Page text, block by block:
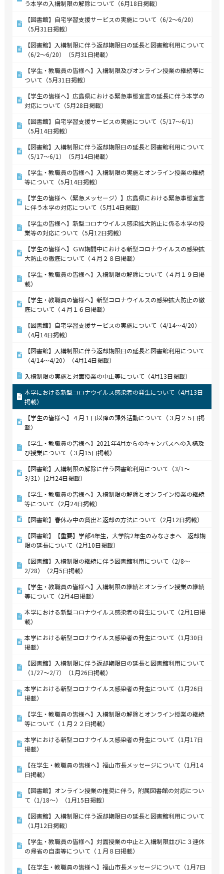
う本学の入構制限の解除について（6月18日掲載）
【図書館】自宅学習支援サービスの実施について（6/2～6/20）
（5月31日掲載）
【図書館】入構制限に伴う返却期限日の延長と図書館利用について
（6/2～6/20）（5月31日掲載）
【学生・教職員の皆様へ】入構制限及びオンライン授業の継続等に
ついて（5月31日掲載）
【学生の皆様へ】広島県における緊急事態宣言の延長に伴う本学の
対応について（5月28日掲載）
【図書館】自宅学習支援サービスの実施について（5/17～6/1）
（5月14日掲載）
【図書館】入構制限に伴う返却期限日の延長と図書館利用について
（5/17～6/1）（5月14日掲載）
【学生・教職員の皆様へ】入構制限の実施とオンライン授業の継続
等について（5月14日掲載）
【学生の皆様へ（緊急メッセージ）】広島県における緊急事態宣言
に伴う本学の対応について（5月14日掲載）
【学生の皆様へ】新型コロナウイルス感染拡大防止に係る本学の授
業等の対応について（5月12日掲載）
【学生の皆様へ】ＧＷ期間中における新型コロナウイルスの感染拡
大防止の徹底について（４月２８日掲載）
【学生・教職員の皆様へ】入構制限の解除について（４月１９日掲
載）
【学生・教職員の皆様へ】新型コロナウイルスの感染拡大防止の徹
底について（４月１６日掲載）
【図書館】自宅学習支援サービスの実施について（4/14～4/20）
（4月14日掲載）
【図書館】入構制限に伴う返却期限日の延長と図書館利用について
（4/14～4/20）（4月14日掲載）
入構制限の実施と対面授業の中止等について（4月13日掲載）
本学における新型コロナウイルス感染者の発生について（4月13日
掲載）
【学生の皆様へ】４月１日以降の課外活動について（３月２５日掲
載）
【学生・教職員の皆様へ】2021年4月からのキャンパスへの入構及
び授業について（３月15日掲載）
【図書館】入構制限の解除に伴う図書館利用について（3/1～
3/31）(2月24日掲載）
【学生・教職員の皆様へ】入構制限の解除とオンライン授業の継続
等について（2月24日掲載）
【図書館】春休み中の貸出と返却の方法について（2月12日掲載）
【図書館】【重要】学部4年生，大学院2年生のみなさまへ 返却期
限の延長について（2月10日掲載）
【図書館】入構制限の継続に伴う図書館利用について（2/8～
2/28）（2月5日掲載）
【学生・教職員の皆様へ】入構制限の継続とオンライン授業の継続
等について（2月4日掲載）
本学における新型コロナウイルス感染者の発生について（2月1日掲
載）
本学における新型コロナウイルス感染者の発生について（1月30日
掲載）
【図書館】入構制限に伴う返却期限日の延長と図書館利用について
（1/27～2/7）（1月26日掲載）
本学における新型コロナウイルス感染者の発生について（1月26日
掲載）
【学生・教職員の皆様へ】入構制限の解除とオンライン授業の継続
等について（１月２２日掲載）
本学における新型コロナウイルス感染者の発生について（1月17日
掲載）
【在学生・教職員の皆様へ】福山市長メッセージについて（1月14
日掲載）
【図書館】オンライン授業の推奨に伴う，附属図書館の対応につい
て（1/18～）（1月15日掲載）
【図書館】入構制限に伴う返却期限日の延長と図書館利用について
（1月12日掲載）
【学生・教職員の皆様へ】対面授業の中止と入構制限並びに３連休
の帰省の自粛等について（１月８日掲載）
【在学生・教職員の皆様へ】福山市長メッセージについて（1月7日